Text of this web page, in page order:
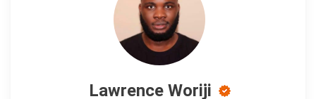
Lawrence Woriji